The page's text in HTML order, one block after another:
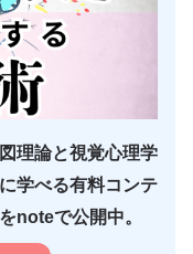
理論と視覚心理学
学べる有料コンテ
noteで公開中。